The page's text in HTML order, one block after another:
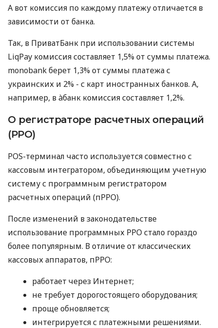
А вот комиссия по каждому платежу отличается в
зависимости от банка.
Так, в ПриватБанк при использовании системы
LiqPay комиссия составляет 1,5% от суммы платежа.
monobank берет 1,3% от суммы платежа с
украинских и 2% - с карт иностранных банков. А,
например, в àбанк комиссия составляет 1,2%.
О регистраторе расчетных операций
(РРО)
POS-терминал часто используется совместно с
кассовым интегратором, объединяющим учетную
систему с программным регистратором
расчетных операций (пРРО).
После изменений в законодательстве
использование программных РРО стало гораздо
более популярным. В отличие от классических
кассовых аппаратов, пРРО:
работает через Интернет;
не требует дорогостоящего оборудования;
проще обновляется;
интегрируется с платежными решениями.